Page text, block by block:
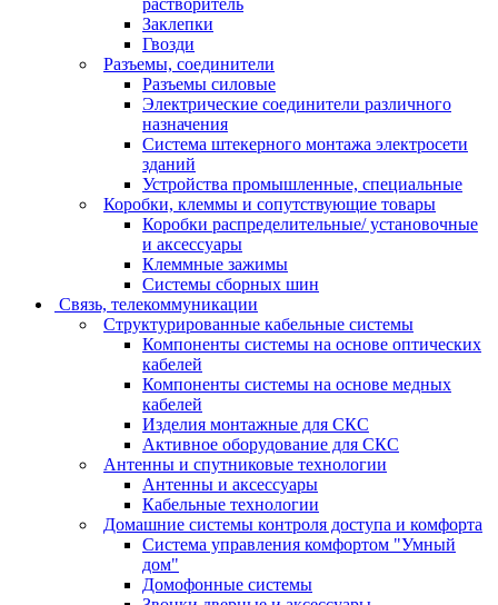
растворитель
Заклепки
Гвозди
Разъемы, соединители
Разъемы силовые
Электрические соединители различного
назначения
Система штекерного монтажа электросети
зданий
Устройства промышленные, специальные
Коробки, клеммы и сопутствующие товары
Коробки распределительные/ установочные
и аксессуары
Клеммные зажимы
Системы сборных шин
Связь, телекоммуникации
Структурированные кабельные системы
Компоненты системы на основе оптических
кабелей
Компоненты системы на основе медных
кабелей
Изделия монтажные для СКС
Активное оборудование для СКС
Антенны и спутниковые технологии
Антенны и аксессуары
Кабельные технологии
Домашние системы контроля доступа и комфорта
Система управления комфортом "Умный
дом"
Домофонные системы